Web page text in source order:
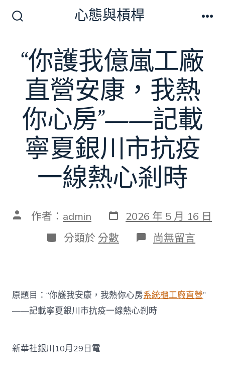
換
關
心態與槓桿
“你護我億嵐工廠
直營安康，我熱
你心房”——記載
寧夏銀川市抗疫
一線熱心剎時
文 作者： admin 發
表
日
期
2026 年 5 月 16 日
分
類
分類於 分數 在
〈“你
嵐
工
廠
直
尚無留言
原題目：“你護我安康，我熱你心房系統櫃工廠直營”
——記載寧夏銀川市抗疫一線熱心剎時
新華社銀川10月29日電